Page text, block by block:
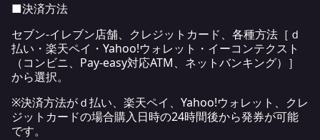
■決済方法
セブン-イレブン店舗、クレジットカード、各種方法［ｄ
払い・楽天ペイ・Yahoo!ウォレット・イーコンテクスト
（コンビニ、Pay-easy対応ATM、ネットバンキング）］
から選択。
※決済方法がｄ払い、楽天ペイ、Yahoo!ウォレット、クレ
ジットカードの場合購入日時の24時間後から発券が可能
です。